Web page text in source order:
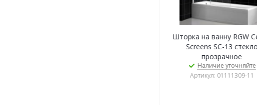
Шторка на ванну RGW
Screens SC-13 стекло
прозрачное
Наличие уточняйте
Артикул: 01111309-11